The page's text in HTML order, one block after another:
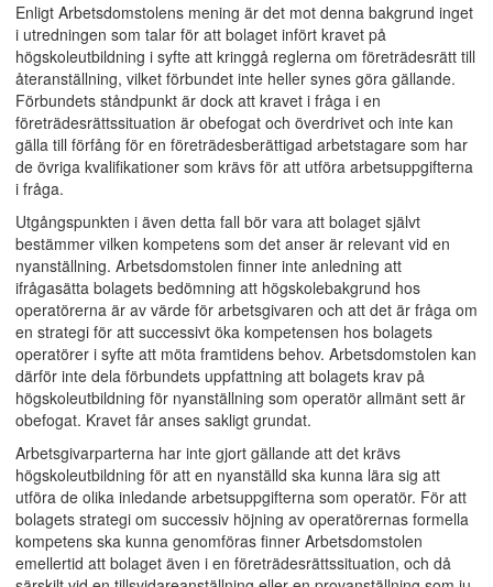
Enligt Arbetsdomstolens mening är det mot denna bakgrund inget
i utredningen som talar för att bolaget infört kravet på
högskoleutbildning i syfte att kringgå reglerna om företrädesrätt till
återanställning, vilket förbundet inte heller synes göra gällande.
Förbundets ståndpunkt är dock att kravet i fråga i en
företrädesrättssituation är obefogat och överdrivet och inte kan
gälla till förfång för en företrädesberättigad arbetstagare som har
de övriga kvalifikationer som krävs för att utföra arbetsuppgifterna
i fråga.
Utgångspunkten i även detta fall bör vara att bolaget självt
bestämmer vilken kompetens som det anser är relevant vid en
nyanställning. Arbetsdomstolen finner inte anledning att
ifrågasätta bolagets bedömning att högskolebakgrund hos
operatörerna är av värde för arbetsgivaren och att det är fråga om
en strategi för att successivt öka kompetensen hos bolagets
operatörer i syfte att möta framtidens behov. Arbetsdomstolen kan
därför inte dela förbundets uppfattning att bolagets krav på
högskoleutbildning för nyanställning som operatör allmänt sett är
obefogat. Kravet får anses sakligt grundat.
Arbetsgivarparterna har inte gjort gällande att det krävs
högskoleutbildning för att en nyanställd ska kunna lära sig att
utföra de olika inledande arbetsuppgifterna som operatör. För att
bolagets strategi om successiv höjning av operatörernas formella
kompetens ska kunna genomföras finner Arbetsdomstolen
emellertid att bolaget även i en företrädesrättssituation, och då